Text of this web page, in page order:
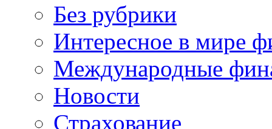
Без рубрики
Интересное в мире
Международные
Новости
Страхование